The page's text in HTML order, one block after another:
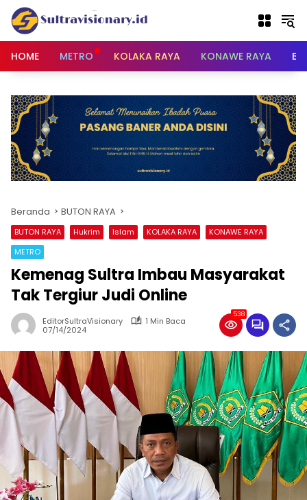
Langsung
konten
HOME
METRO KOLAKA RAYA KONAWE RAYA
Beranda BUTON RAYA
BUTON RAYA Hukrim Islam KOLAKA RAYA
KONAWE RAYA
METRO
Kemenag Sultra Imbau Masyarakat
Tak Tergiur Judi Online
EditorSultraVisionary
1 Min Baca
07/14/2024
538